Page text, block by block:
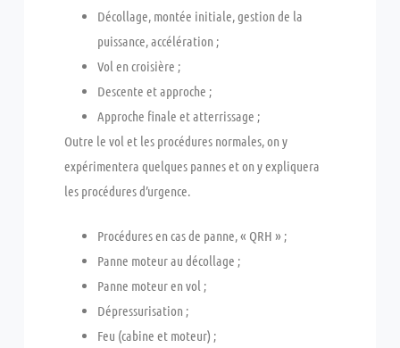
Décollage, montée initiale, gestion de la
puissance, accélération ;
Vol en croisière ;
Descente et approche ;
Approche finale et atterrissage ;
Outre le vol et les procédures normales, on y
expérimentera quelques pannes et on y expliquera
les procédures d’urgence.
Procédures en cas de panne, « QRH » ;
Panne moteur au décollage ;
Panne moteur en vol ;
Dépressurisation ;
Feu (cabine et moteur) ;